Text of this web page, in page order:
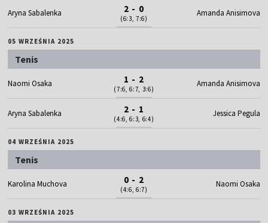
Aryna Sabalenka 2 - 0
(6:3, 7:6)
Amanda Anisimova
05 WRZEŚNIA 2025
Tenis
Naomi Osaka 1 - 2
(7:6, 6:7, 3:6)
Amanda Anisimova
Aryna Sabalenka 2 - 1
(4:6, 6:3, 6:4)
Jessica Pegula
04 WRZEŚNIA 2025
Tenis
Karolina Muchova 0 - 2
(4:6, 6:7)
Naomi Osaka
03 WRZEŚNIA 2025